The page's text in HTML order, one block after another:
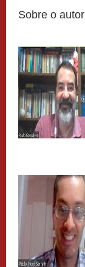
Sobre o autor